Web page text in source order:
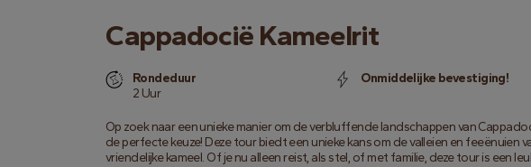
Cappadocië Kameelrit
Rondeduur
2 Uur
Onmiddelijke bevestiging!
Op zoek naar een unieke manier om de verbluffende landschappen van
de perfecte keuze! Deze tour biedt een unieke kans om de valleien en feeënuien
vriendelijke kameel. Of je nu alleen reist, als stel, of met familie, deze tour is een